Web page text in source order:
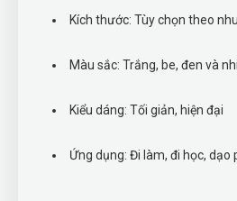
Kích thước: Tùy chọn theo
Màu sắc: Trắng, be, đen và
Kiểu dáng: Tối giản, hiện đại
Ứng dụng: Đi làm, đi học, dạo